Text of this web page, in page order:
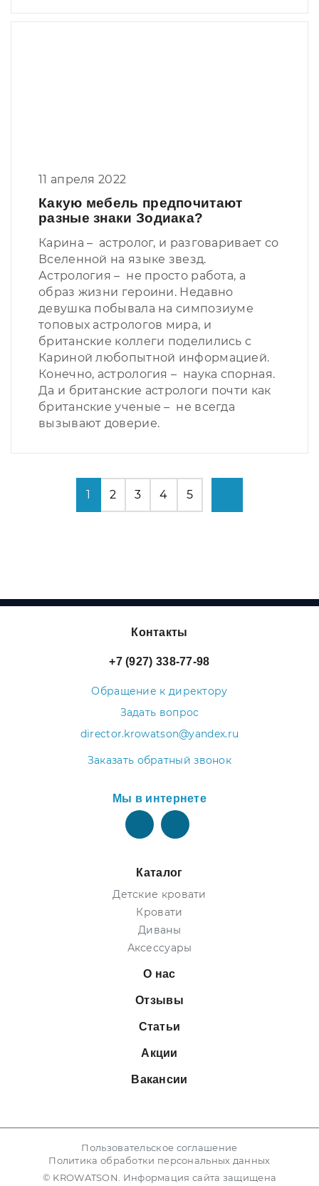
11 апреля 2022
Какую мебель предпочитают
разные знаки Зодиака?
Карина – астролог, и разговаривает со
Вселенной на языке звезд.
Астрология – не просто работа, а
образ жизни героини. Недавно
девушка побывала на симпозиуме
топовых астрологов мира, и
британские коллеги поделились с
Кариной любопытной информацией.
Конечно, астрология – наука спорная.
Да и британские астрологи почти как
британские ученые – не всегда
вызывают доверие.
1 2 3 4 5
Контакты
+7 (927) 338-77-98
Обращение к директору
Задать вопрос
director.krowatson@yandex.ru
Заказать обратный звонок
Мы в интернете
Каталог
Детские кровати
Кровати
Диваны
Аксессуары
О нас
Отзывы
Статьи
Акции
Вакансии
Пользовательское соглашение
Политика обработки персональных данных
© KROWATSON. Информация сайта защищена